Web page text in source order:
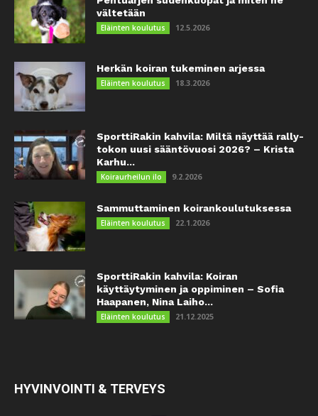
vältetään
Eläinten koulutus 12.5.2026
Herkän koiran tukeminen arjessa
Eläinten koulutus 18.3.2026
SporttiRakin kahvila: Miltä näyttää rally-
tokon uusi sääntövuosi 2026? – Krista
Karhu...
Koiraurheilun ilo 9.2.2026
Sammuttaminen koirankoulutuksessa
Eläinten koulutus 22.1.2026
SporttiRakin kahvila: Koiran
käyttäytyminen ja oppiminen – Sofia
Haapanen, Nina Laiho...
Eläinten koulutus 21.12.2025
HYVINVOINTI & TERVEYS